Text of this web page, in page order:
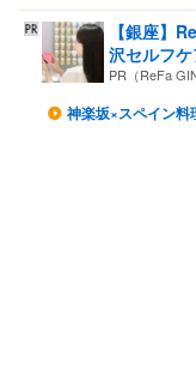
【銀座】
沢セルフ
PR（ReFa
神楽坂×スペイン料